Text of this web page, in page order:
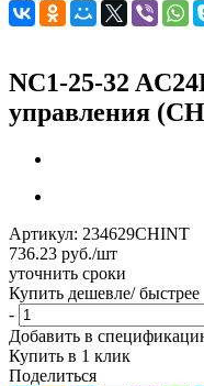
NC1-25-32
управления
Артикул: 234629CHINT
736.23 руб./шт
уточнить сроки
Купить дешевле/ быстрее
-
Добавить в
Купить в 1 клик
Поделиться